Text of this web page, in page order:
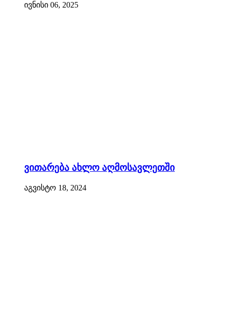
ივნისი 06, 2025
ვითარება ახლო აღმოსავლეთში
აგვისტო 18, 2024